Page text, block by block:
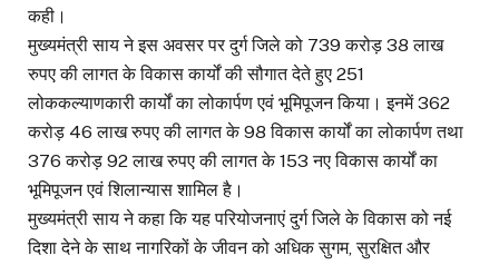
कही।
मुख्यमंत्री साय ने इस अवसर पर दुर्ग जिले को 739 करोड़ 38 लाख
रुपए की लागत के विकास कार्यों की सौगात देते हुए 251
लोककल्याणकारी कार्यों का लोकार्पण एवं भूमिपूजन किया। इनमें 362
करोड़ 46 लाख रुपए की लागत के 98 विकास कार्यों का लोकार्पण तथा
376 करोड़ 92 लाख रुपए की लागत के 153 नए विकास कार्यों का
भूमिपूजन एवं शिलान्यास शामिल है।
मुख्यमंत्री साय ने कहा कि यह परियोजनाएं दुर्ग जिले के विकास को नई
दिशा देने के साथ नागरिकों के जीवन को अधिक सुगम, सुरक्षित और